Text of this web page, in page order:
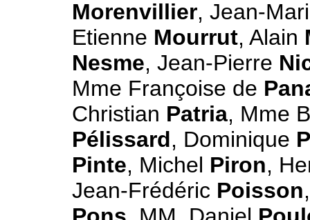
Morenvillier, Jean-
Etienne Mourrut, Alain
Nesme, Jean-Pierre
Mme Françoise de
Christian Patria, Mme
Pélissard, Dominique
Pinte, Michel Piron,
Jean-Frédéric Poisson